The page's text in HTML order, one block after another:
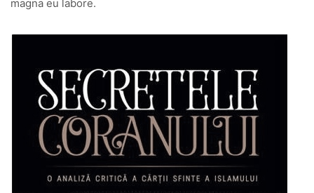
magna eu labore.